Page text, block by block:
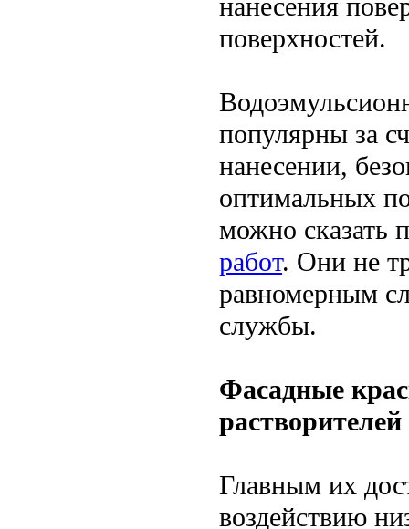
нанесения
поверхностей.
популярны за
нанесении,
оптимальных
можно сказать
работ. Они не
равномерным
службы.
Фасадные
растворителей
Главным их
воздействию